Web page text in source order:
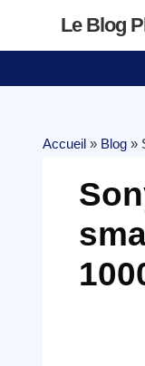
Le Blog
Accueil » Blog »